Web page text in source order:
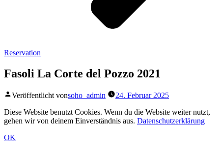
Reservation
Fasoli La Corte del Pozzo 2021
Veröffentlicht vonsoho_admin
24. Februar 2025
Diese Website benutzt Cookies. Wenn du die Website weiter nutzt,
gehen wir von deinem Einverständnis aus. Datenschutzerklärung
OK